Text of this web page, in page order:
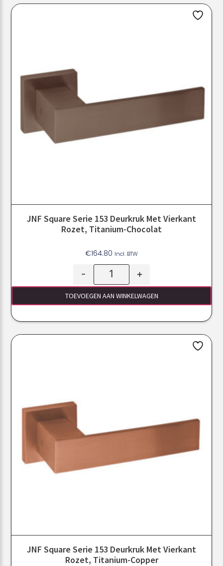
JNF Square Serie 153 Deurkruk Met Vierkant
Rozet, Titanium-Chocolat
€164.80 Incl. BTW
- +
TOEVOEGEN AAN WINKELWAGEN
JNF Square Serie 153 Deurkruk Met Vierkant
Rozet, Titanium-Copper